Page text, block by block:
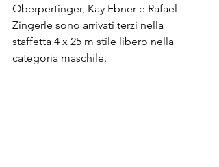
Oberpertinger, Kay Ebner e Rafael
Zingerle sono arrivati terzi nella
staffetta 4 x 25 m stile libero nella
categoria maschile.